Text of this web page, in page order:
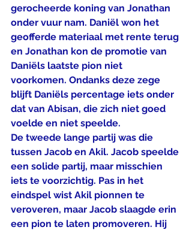
gerocheerde koning van Jonathan
onder vuur nam. Daniël won het
geofferde materiaal met rente terug
en Jonathan kon de promotie van
Daniëls laatste pion niet
voorkomen. Ondanks deze zege
blijft Daniëls percentage iets onder
dat van Abisan, die zich niet goed
voelde en niet speelde.
De tweede lange partij was die
tussen Jacob en Akil. Jacob speelde
een solide partij, maar misschien
iets te voorzichtig. Pas in het
eindspel wist Akil pionnen te
veroveren, maar Jacob slaagde erin
een pion te laten promoveren. Hij